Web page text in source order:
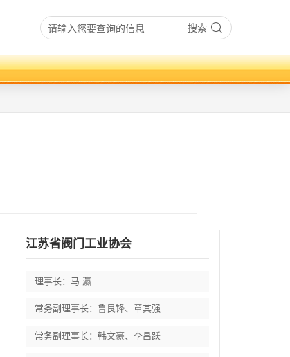
搜索
江苏省阀门工业协会
理事长：马 瀛
常务副理事长：鲁良锋、章其强
常务副理事长：韩文豪、李昌跃